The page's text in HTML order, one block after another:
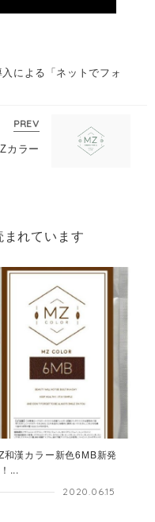
入による「ネットでフォ
PREV
カラー
れています
和漢カラー新色6MB新発
...
2020.06.15